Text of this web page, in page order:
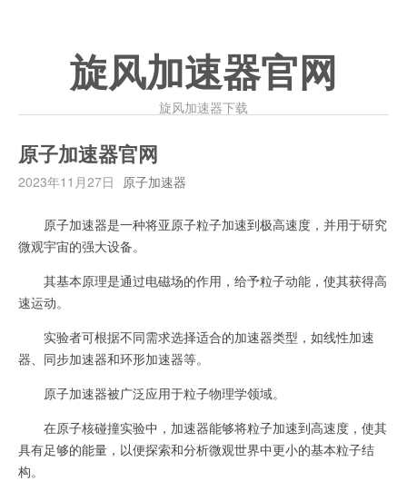
旋风加速器官网
旋风加速器下载
原子加速器官网
2023年11月27日 原子加速器
原子加速器是一种将亚原子粒子加速到极高速度，并用于研究
微观宇宙的强大设备。
其基本原理是通过电磁场的作用，给予粒子动能，使其获得高
速运动。
实验者可根据不同需求选择适合的加速器类型，如线性加速
器、同步加速器和环形加速器等。
原子加速器被广泛应用于粒子物理学领域。
在原子核碰撞实验中，加速器能够将粒子加速到高速度，使其
具有足够的能量，以便探索和分析微观世界中更小的基本粒子结
构。